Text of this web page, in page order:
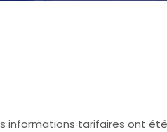
informations tarifaires ont